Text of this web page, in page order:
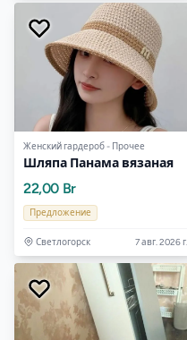
Женский гардероб - Прочее
Шляпа Панама вязаная
22,00 Br
Предложение
Светлогорск 7 авг. 2026 г.